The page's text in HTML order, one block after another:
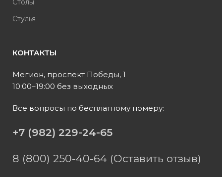
Столы
Стулья
КОНТАКТЫ
Мегион, проспект Победы, 1
10:00–19:00 без выходных
Все вопросы по бесплатному номеру:
+7 (982) 229-24-65
8 (800) 250-40-64 (Оставить отзыв)